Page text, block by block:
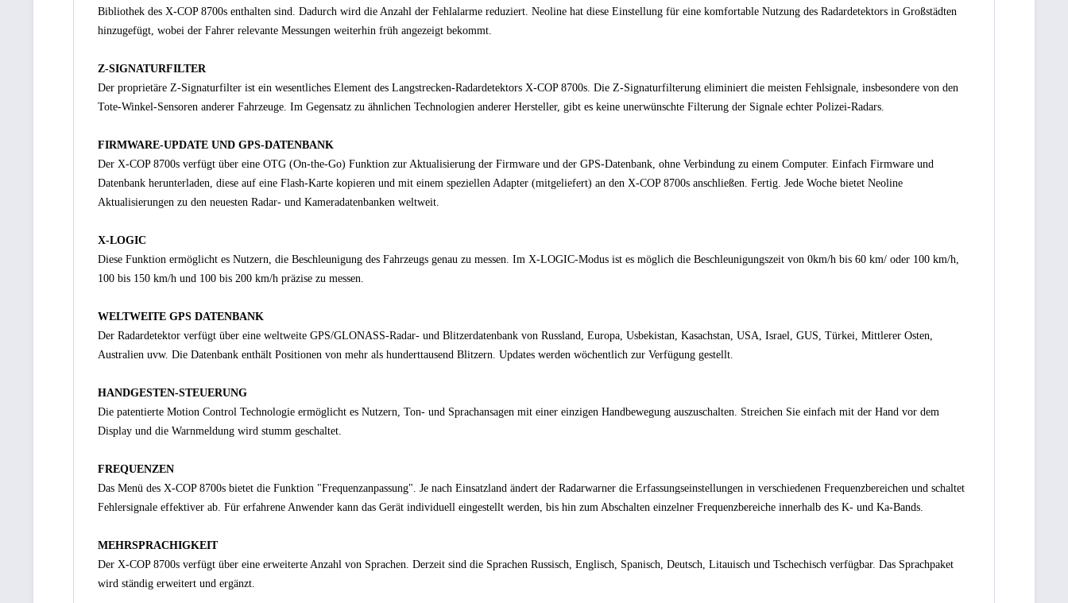
Bibliothek des X-COP 8700s enthalten sind. Dadurch wird die Anzahl der Fehlalarme reduziert. Neoline hat diese Einstellung für eine komfortable Nutzung des Radardetektors in Großstädten
hinzugefügt, wobei der Fahrer relevante Messungen weiterhin früh angezeigt bekommt.
Z-SIGNATURFILTER
Der proprietäre Z-Signaturfilter ist ein wesentliches Element des Langstrecken-Radardetektors X-COP 8700s. Die Z-Signaturfilterung eliminiert die meisten Fehlsignale, insbesondere von den
Tote-Winkel-Sensoren anderer Fahrzeuge. Im Gegensatz zu ähnlichen Technologien anderer Hersteller, gibt es keine unerwünschte Filterung der Signale echter Polizei-Radars.
FIRMWARE-UPDATE UND GPS-DATENBANK
Der X-COP 8700s verfügt über eine OTG (On-the-Go) Funktion zur Aktualisierung der Firmware und der GPS-Datenbank, ohne Verbindung zu einem Computer. Einfach Firmware und
Datenbank herunterladen, diese auf eine Flash-Karte kopieren und mit einem speziellen Adapter (mitgeliefert) an den X-COP 8700s anschließen. Fertig. Jede Woche bietet Neoline
Aktualisierungen zu den neuesten Radar- und Kameradatenbanken weltweit.
X-LOGIC
Diese Funktion ermöglicht es Nutzern, die Beschleunigung des Fahrzeugs genau zu messen. Im X-LOGIC-Modus ist es möglich die Beschleunigungszeit von 0km/h bis 60 km/ oder 100 km/h,
100 bis 150 km/h und 100 bis 200 km/h präzise zu messen.
WELTWEITE GPS DATENBANK
Der Radardetektor verfügt über eine weltweite GPS/GLONASS-Radar- und Blitzerdatenbank von Russland, Europa, Usbekistan, Kasachstan, USA, Israel, GUS, Türkei, Mittlerer Osten,
Australien uvw. Die Datenbank enthält Positionen von mehr als hunderttausend Blitzern. Updates werden wöchentlich zur Verfügung gestellt.
HANDGESTEN-STEUERUNG
Die patentierte Motion Control Technologie ermöglicht es Nutzern, Ton- und Sprachansagen mit einer einzigen Handbewegung auszuschalten. Streichen Sie einfach mit der Hand vor dem
Display und die Warnmeldung wird stumm geschaltet.
FREQUENZEN
Das Menü des X-COP 8700s bietet die Funktion "Frequenzanpassung". Je nach Einsatzland ändert der Radarwarner die Erfassungseinstellungen in verschiedenen Frequenzbereichen und schaltet
Fehlersignale effektiver ab. Für erfahrene Anwender kann das Gerät individuell eingestellt werden, bis hin zum Abschalten einzelner Frequenzbereiche innerhalb des K- und Ka-Bands.
MEHRSPRACHIGKEIT
Der X-COP 8700s verfügt über eine erweiterte Anzahl von Sprachen. Derzeit sind die Sprachen Russisch, Englisch, Spanisch, Deutsch, Litauisch und Tschechisch verfügbar. Das Sprachpaket
wird ständig erweitert und ergänzt.